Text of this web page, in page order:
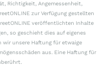
Richtigkeit, Angemessenheit,
zur Verfügung gestellten
veröffentlichten Inhalte
so geschieht dies auf eigenes
wir unsere Haftung für etwaige
aus. Eine Haftung für